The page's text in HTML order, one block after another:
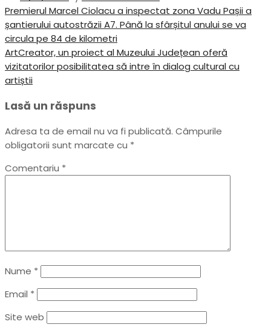
Navigare
în
articole
Previous
Post
Premierul Marcel Ciolacu a inspectat zona Vadu Pașii a
șantierului autostrăzii A7. Până la sfârșitul anului se va
circula pe 84 de kilometri
Next
Post
ArtCreator, un proiect al Muzeului Județean oferă
vizitatorilor posibilitatea să intre în dialog cultural cu
artiștii
Lasă un răspuns
Adresa ta de email nu va fi publicată. Câmpurile
obligatorii sunt marcate cu *
Comentariu *
Nume *
Email *
Site web